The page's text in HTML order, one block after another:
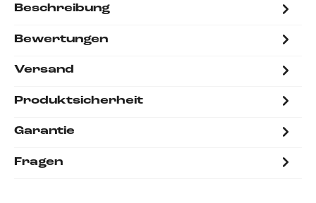
Beschreibung
Bewertungen
Versand
Produktsicherheit
Garantie
Fragen